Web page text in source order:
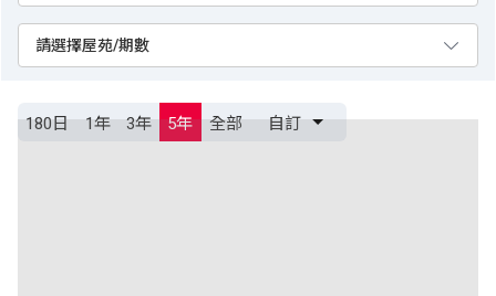
180日 1年 3年 5年 全部 自訂